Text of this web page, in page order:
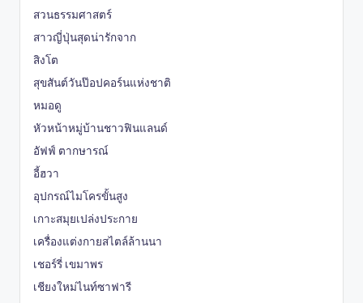
สวนธรรมศาสตร์
สาวญี่ปุ่นสุดน่ารักจาก
สิงโต
สุขสันต์วันป๊อปคอร์นแห่งชาติ
หมอดู
หัวหน้าหมู่บ้านชาวฟินแลนด์
อัฟฟ์ ตากษารณ์
อี้ฮวา
อุปกรณ์ไมโครขั้นสูง
เกาะสมุยเปล่งประกาย
เครื่องแต่งกายสไตล์ล้านนา
เชอร์รี่ เขมาพร
เชียงใหม่ไนท์ซาฟารี